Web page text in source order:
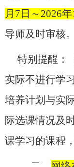
月 7 日～ 2026年
导师及时审核。
特别提醒：
实际不进行学
培养计划与实
际选课情况及
课学习的课程